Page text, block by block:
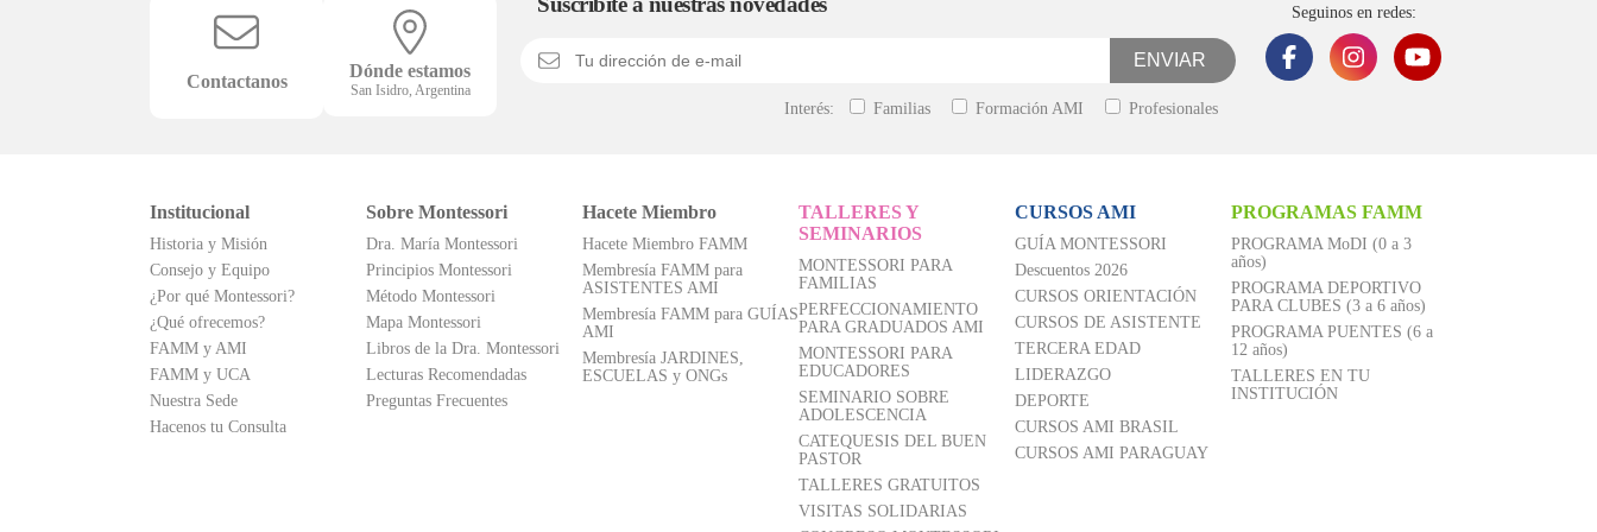
Contactanos
Dónde estamos
San Isidro, Argentina
Interés: Familias Formación AMI Profesionales
Seguinos en redes:
Institucional
Historia y Misión
Consejo y Equipo
¿Por qué Montessori?
¿Qué ofrecemos?
FAMM y AMI
FAMM y UCA
Nuestra Sede
Hacenos tu Consulta
Sobre Montessori
Dra. María Montessori
Principios Montessori
Método Montessori
Mapa Montessori
Libros de la Dra. Montessori
Lecturas Recomendadas
Preguntas Frecuentes
Hacete Miembro
Hacete Miembro FAMM
Membresía FAMM para
ASISTENTES AMI
Membresía FAMM para GUÍAS
AMI
Membresía JARDINES,
ESCUELAS y ONGs
TALLERES Y
SEMINARIOS
MONTESSORI PARA
FAMILIAS
PERFECCIONAMIENTO
PARA GRADUADOS AMI
MONTESSORI PARA
EDUCADORES
SEMINARIO SOBRE
ADOLESCENCIA
CATEQUESIS DEL BUEN
PASTOR
TALLERES GRATUITOS
VISITAS SOLIDARIAS
CURSOS AMI
GUÍA MONTESSORI
Descuentos 2026
CURSOS ORIENTACIÓN
CURSOS DE ASISTENTE
TERCERA EDAD
LIDERAZGO
DEPORTE
CURSOS AMI BRASIL
CURSOS AMI PARAGUAY
PROGRAMAS FAMM
PROGRAMA MoDI (0 a 3
años)
PROGRAMA DEPORTIVO
PARA CLUBES (3 a 6 años)
PROGRAMA PUENTES (6 a
12 años)
TALLERES EN TU
INSTITUCIÓN